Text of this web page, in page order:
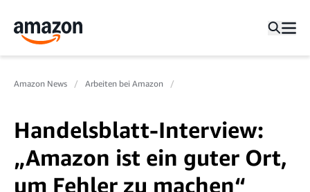
Amazon News Arbeiten bei Amazon
Handelsblatt-Interview:
„Amazon ist ein guter Ort,
um Fehler zu machen“